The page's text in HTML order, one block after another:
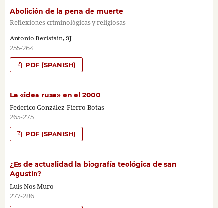
Abolición de la pena de muerte
Reflexiones criminológicas y religiosas
Antonio Beristain, SJ
255-264
PDF (SPANISH)
La «idea rusa» en el 2000
Federico González-Fierro Botas
265-275
PDF (SPANISH)
¿Es de actualidad la biografía teológica de san
Agustín?
Luis Nos Muro
277-286